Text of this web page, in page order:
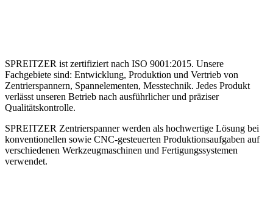
SPREITZER ist zertifiziert nach ISO 9001:2015. Unsere
Fachgebiete sind: Entwicklung, Produktion und Vertrieb von
Zentrierspannern, Spannelementen, Messtechnik. Jedes Produkt
verlässt unseren Betrieb nach ausführlicher und präziser
Qualitätskontrolle.
SPREITZER Zentrierspanner werden als hochwertige Lösung bei
konventionellen sowie CNC-gesteuerten Produktionsaufgaben auf
verschiedenen Werkzeugmaschinen und Fertigungssystemen
verwendet.